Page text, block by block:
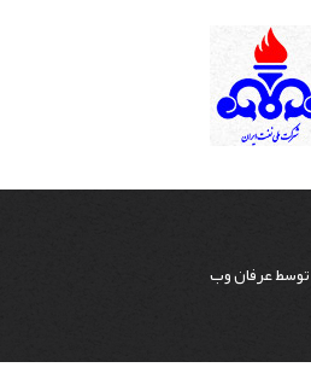
توسطعرفان وب